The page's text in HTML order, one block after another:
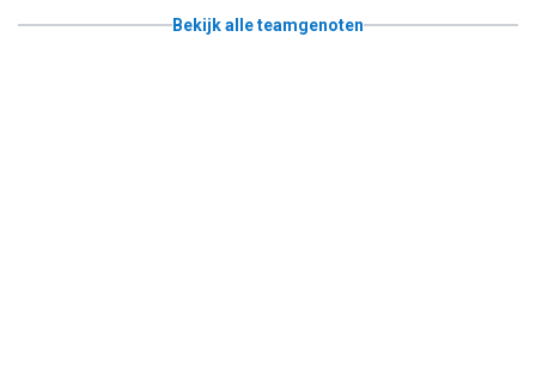
Bekijk alle teamgenoten